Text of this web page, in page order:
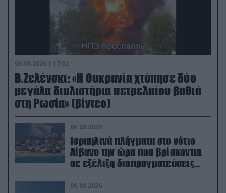
06.08.2026 | 17:02
Β.Ζελένσκι: «Η Ουκρανία χτύπησε δύο
μεγάλα διυλιστήρια πετρελαίου βαθιά
στη Ρωσία» (βίντεο)
06.08.2026
Ισραηλινά πλήγματα στο νότιο
Λίβανο την ώρα που βρίσκονται
σε εξέλιξη διαπραγματεύσεις
στην Ρώμη
06.08.2026